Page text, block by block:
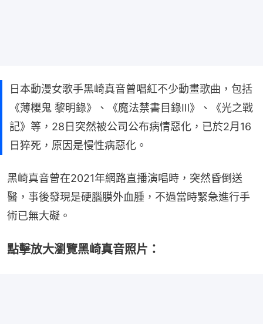
日本動漫女歌手黑崎真音曾唱紅不少動畫歌曲，包括
《薄櫻鬼 黎明錄》、《魔法禁書目錄Ⅲ》、《光之戰
記》等，28日突然被公司公布病情惡化，已於2月16
日猝死，原因是慢性病惡化。
黑崎真音曾在2021年網路直播演唱時，突然昏倒送
醫，事後發現是硬腦膜外血腫，不過當時緊急進行手
術已無大礙。
點擊放大瀏覽黑崎真音照片：